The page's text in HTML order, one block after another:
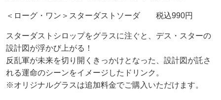
＜ローグ・ワン＞スターダストソーダ 税込990円
スターダストシロップをグラスに注ぐと、デス・スターの
設計図が浮かび上がる！
反乱軍が未来を切り開くきっかけとなった、設計図が託さ
れる運命のシーンをイメージしたドリンク。
※オリジナルグラスは追加料金でご購入いただけます。